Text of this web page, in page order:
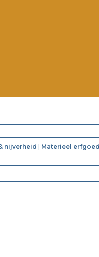
nijverheid Materieel erfgoed